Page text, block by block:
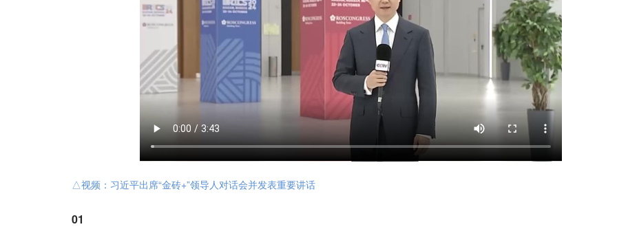
△视频：习近平出席“金砖+”领导人对话会并发表重要讲话
01